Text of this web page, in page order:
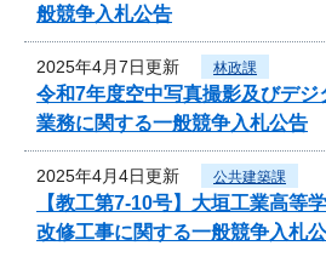
般競争入札公告
2025年4月7日更新 林政課
令和7年度空中写真撮影及びデジ
業務に関する一般競争入札公告
2025年4月4日更新 公共建築課
【教工第7-10号】大垣工業高等
改修工事に関する一般競争入札